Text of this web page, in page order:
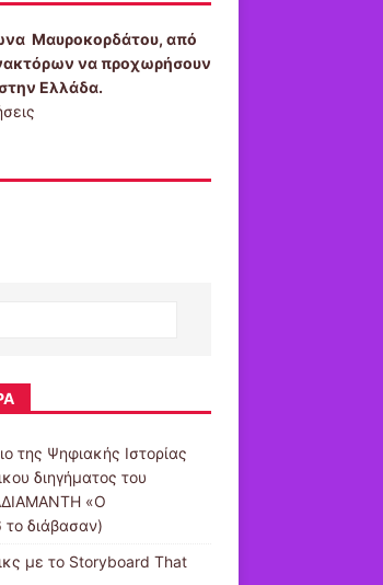
 Μαυροκορδάτου, από
να προχωρήσουν
Ελλάδα.
της Ψηφιακής Ιστορίας
διηγήματος του
«Ο
διάβασαν)
με το Storyboard That